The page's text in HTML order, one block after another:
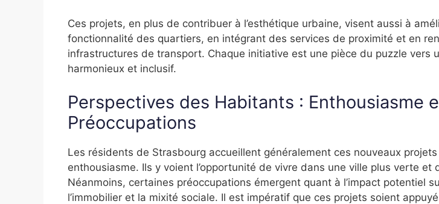
Ces projets, en plus de contribuer à l’esthétique urbaine, visent aussi à
fonctionnalité des quartiers, en intégrant des services de proximité et en
infrastructures de transport. Chaque initiative est une pièce du puzzle vers
harmonieux et inclusif.
Perspectives des Habitants : Enthousiasme
Préoccupations
Les résidents de Strasbourg accueillent généralement ces nouveaux
enthousiasme. Ils y voient l’opportunité de vivre dans une ville plus verte et
Néanmoins, certaines préoccupations émergent quant à l’impact potentiel
l’immobilier et la mixité sociale. Il est impératif que ces projets soient